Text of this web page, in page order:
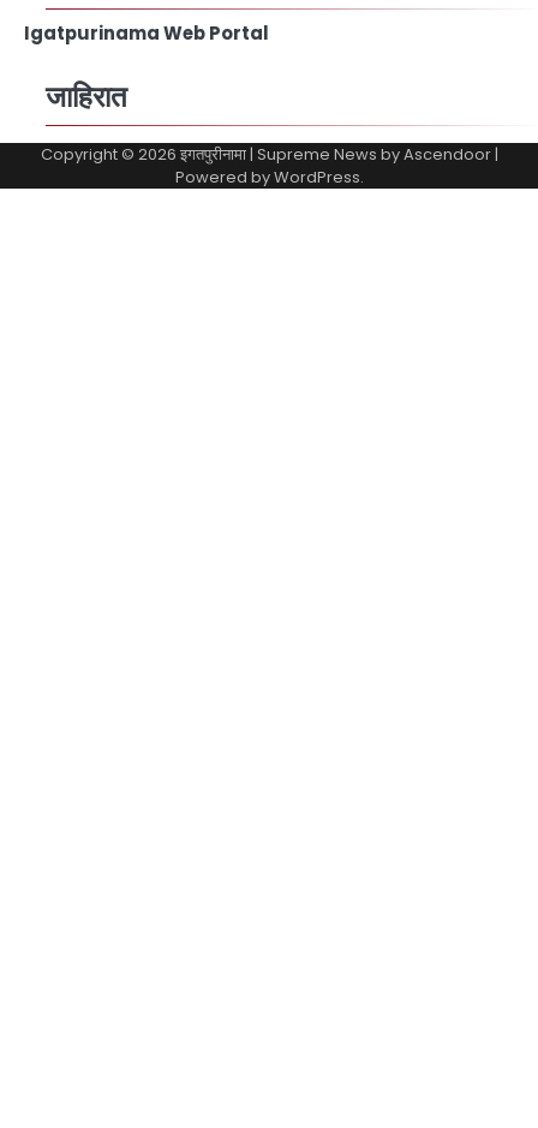
Igatpurinama Web Portal
जाहिरात
Copyright © 2026 इगतपुरीनामा| Supreme News byAscendoor|
Powered byWordPress.